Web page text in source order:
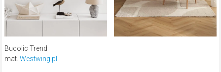
Bucolic Trend
mat. Westwing.pl